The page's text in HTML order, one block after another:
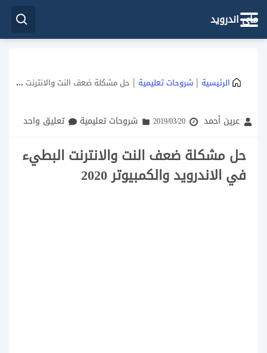
ماي اندرويد
الرئيسية | شروحات تعليمية | حل مشكلة ضعف النت والانترنت البطيء في الاندرويد والكمبيوتر 2020
عرين أحمد 2019/03/20 شروحات تعليمية تعليق واحد
حل مشكلة ضعف النت والانترنت البطيء
في الاندرويد والكمبيوتر 2020